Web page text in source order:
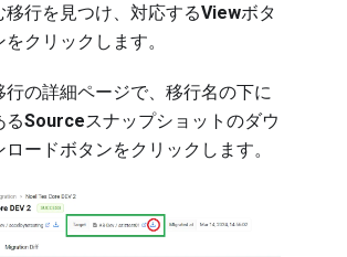
移行を見つけ、対応するViewボタ
をクリックします。
行の詳細ページで、移行名の下に
るSourceスナップショットのダウ
ロードボタンをクリックします。